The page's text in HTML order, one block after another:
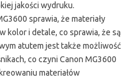
jakości wydruku.
sprawia, że materiały
kolor i detale, co sprawia, że są
atutem jest także możliwość
co czyni Canon MG3600
materiałów